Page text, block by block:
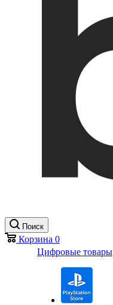
Поиск
Корзина 0
Цифровые товары